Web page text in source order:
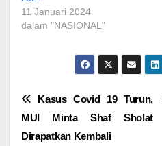
11 Januari 2024
dalam "NASIONAL"
Navigasi
pos
Kasus Covid 19 Turun,
MUI Minta Shaf Sholat
Dirapatkan Kembali